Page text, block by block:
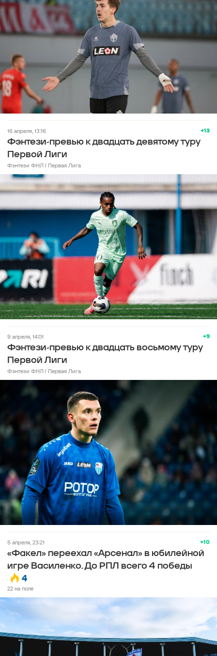
+13
16 апреля, 13:16
Фэнтези-превью к двадцать девятому туру
Первой Лиги
Фэнтези ФНЛ l Первая Лига
+9
9 апреля, 14:01
Фэнтези-превью к двадцать восьмому туру
Первой Лиги
Фэнтези ФНЛ l Первая Лига
+10
5 апреля, 23:21
«Факел» переехал «Арсенал» в юбилейной
игре Василенко. До РПЛ всего 4 победы
4
22 на поле